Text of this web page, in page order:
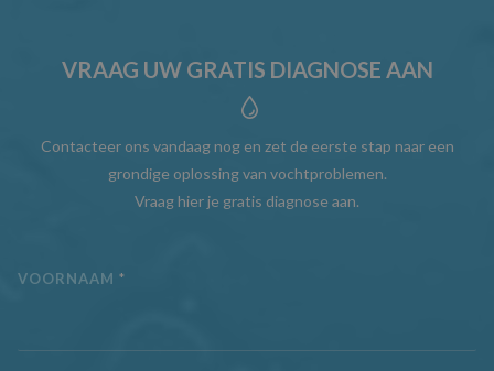
VRAAG UW GRATIS DIAGNOSE AAN
Contacteer ons vandaag nog en zet de eerste stap naar een
grondige oplossing van vochtproblemen.
Vraag hier je gratis diagnose aan.
VOORNAAM *